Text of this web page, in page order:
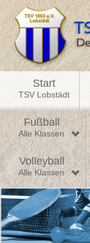
Start
TSV Lobstädt
Fußball
Alle Klassen
Volleyball
Alle Klassen